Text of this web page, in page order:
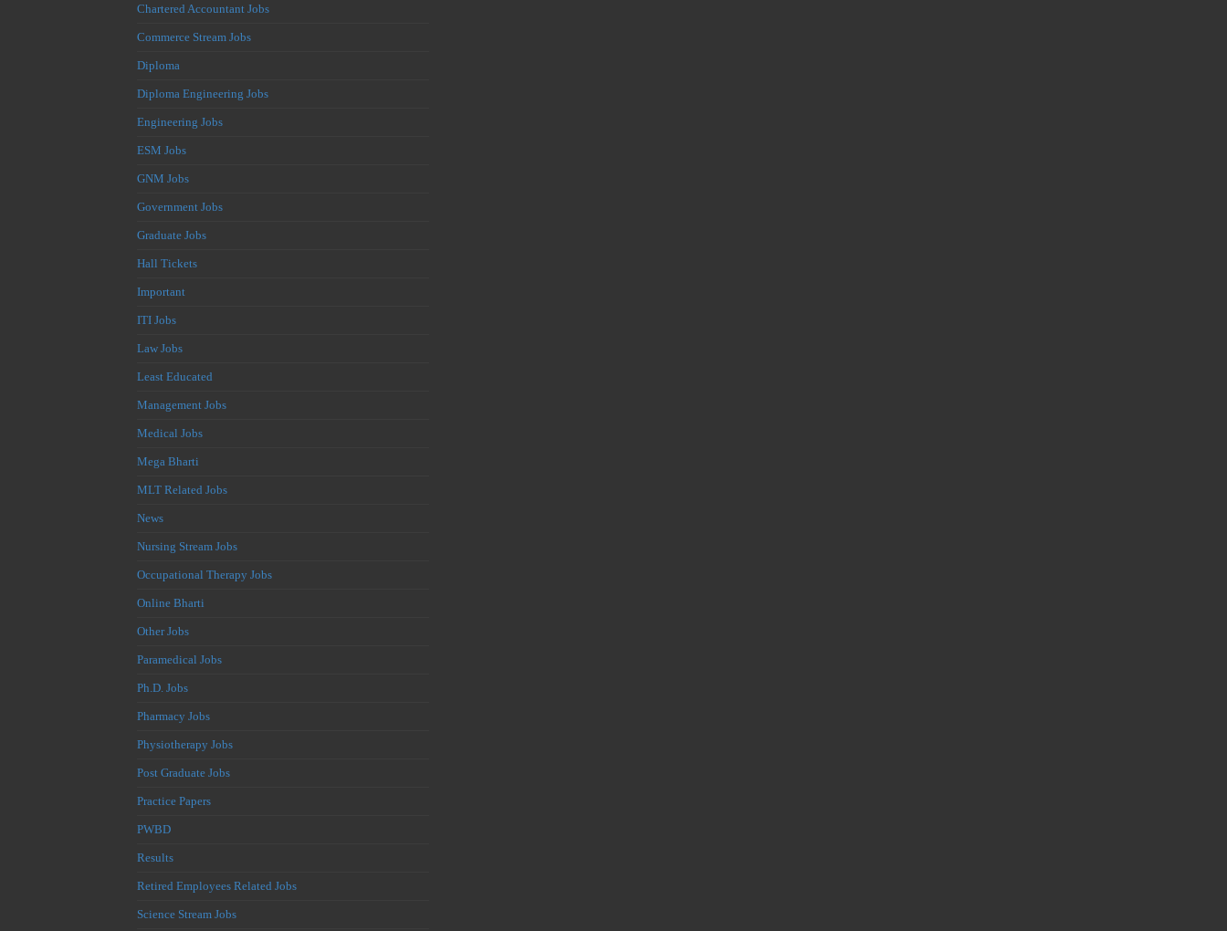
Chartered Accountant Jobs
Commerce Stream Jobs
Diploma
Diploma Engineering Jobs
Engineering Jobs
ESM Jobs
GNM Jobs
Government Jobs
Graduate Jobs
Hall Tickets
Important
ITI Jobs
Law Jobs
Least Educated
Management Jobs
Medical Jobs
Mega Bharti
MLT Related Jobs
News
Nursing Stream Jobs
Occupational Therapy Jobs
Online Bharti
Other Jobs
Paramedical Jobs
Ph.D. Jobs
Pharmacy Jobs
Physiotherapy Jobs
Post Graduate Jobs
Practice Papers
PWBD
Results
Retired Employees Related Jobs
Science Stream Jobs